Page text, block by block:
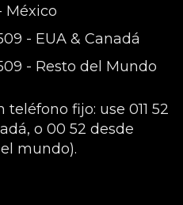
México
- EUA & Canadá
- Resto del Mundo
fijo: use 011 52
o 00 52 desde
mundo).